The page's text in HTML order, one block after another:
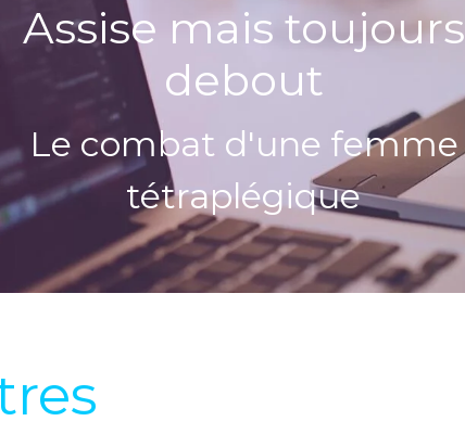
Assise mais toujours
debout
Le combat d'une femme
tétraplégique